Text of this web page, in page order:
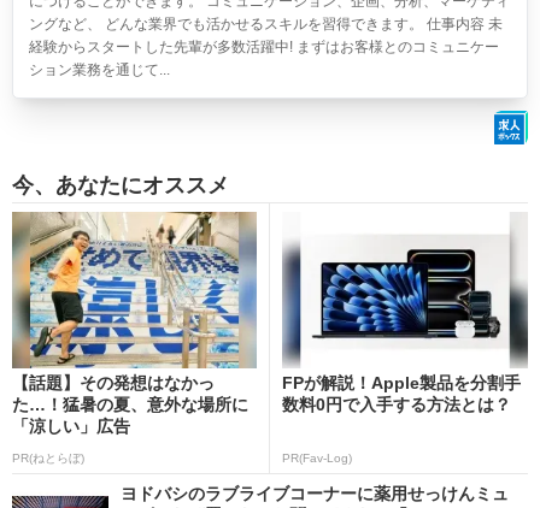
ングなど、 どんな業界でも活かせるスキルを習得できます。 仕事内容 未
経験からスタートした先輩が多数活躍中! まずはお客様とのコミュニケー
ション業務を通じて...
今、あなたにオススメ
【話題】その発想はなかっ
た…！猛暑の夏、意外な場所に
「涼しい」広告
PR(ねとらぼ)
FPが解説！Apple製品を分割手
数料0円で入手する方法とは？
PR(Fav-Log)
ヨドバシのラブライブコーナーに薬用せっけんミュ